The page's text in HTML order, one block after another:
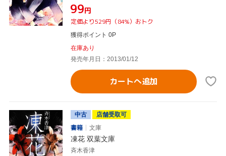
¥99円
定価より529円（84%）おトク
獲得ポイント 0P
在庫あり
発売年月日：2013/01/12
カートへ追加
中古
店舗受取可
書籍
文庫
凍花 双葉文庫
斉木香津